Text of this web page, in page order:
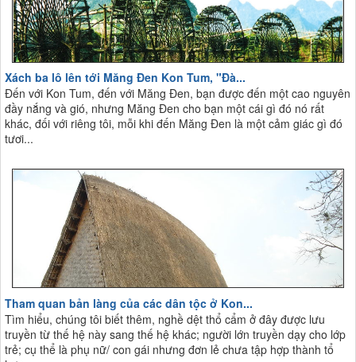
Xách ba lô lên tới Măng Đen Kon Tum, "Đà...
Đến với Kon Tum, đến với Măng Đen, bạn được đến một cao nguyên
đầy nắng và gió, nhưng Măng Đen cho bạn một cái gì đó nó rất
khác, đối với riêng tôi, mỗi khi đến Măng Đen là một cảm giác gì đó
tươi...
Tham quan bản làng của các dân tộc ở Kon...
Tìm hiểu, chúng tôi biết thêm, nghề dệt thổ cẩm ở đây được lưu
truyền từ thế hệ này sang thế hệ khác; người lớn truyền dạy cho lớp
trẻ; cụ thể là phụ nữ/ con gái nhưng đơn lẻ chưa tập hợp thành tổ